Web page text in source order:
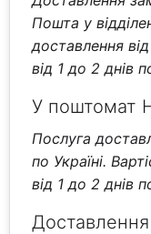
Пошта у
доставлення
від 1 до 2 днів
У поштомат
Послуга
по Україні.
від 1 до 2 днів